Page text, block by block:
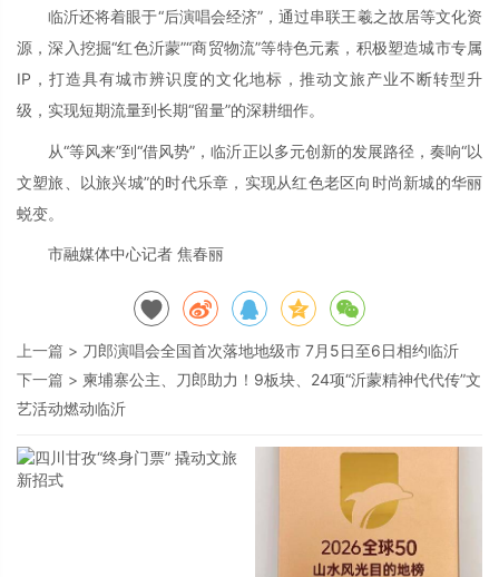
临沂还将着眼于“后演唱会经济”，通过串联王羲之故居等文化资
源，深入挖掘“红色沂蒙”“商贸物流”等特色元素，积极塑造城市专属
IP，打造具有城市辨识度的文化地标，推动文旅产业不断转型升
级，实现短期流量到长期“留量”的深耕细作。
从“等风来”到“借风势”，临沂正以多元创新的发展路径，奏响“以
文塑旅、以旅兴城”的时代乐章，实现从红色老区向时尚新城的华丽
蜕变。
市融媒体中心记者 焦春丽
上一篇 > 刀郎演唱会全国首次落地地级市 7月5日至6日相约临沂
下一篇 > 柬埔寨公主、刀郎助力！9板块、24项“沂蒙精神代代传”文
艺活动燃动临沂